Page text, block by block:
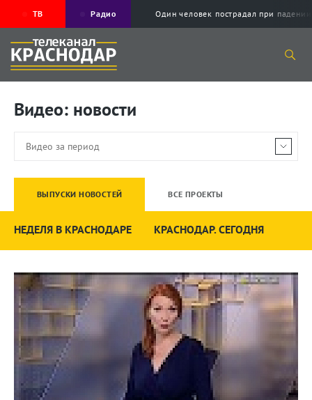
ТВ Радио Один человек пострадал при
Видео: новости
ВЫПУСКИ НОВОСТЕЙ ВСЕ ПРОЕКТЫ
НЕДЕЛЯ В КРАСНОДАРЕ КРАСНОДАР. СЕГОДНЯ